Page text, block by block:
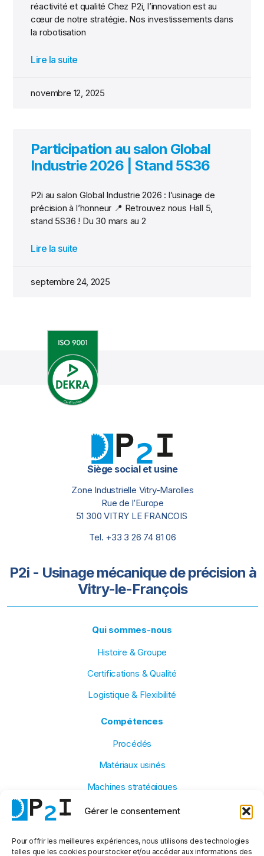
Gérer le consentement
Pour offrir les meilleures expériences, nous utilisons des technologies
telles que les cookies pour stocker et/ou accéder aux informations des
réactivité et qualité Chez P2i, l’innovation est au
cœur de notre stratégie. Nos investissements dans
la robotisation
Lire la suite
novembre 12, 2025
Participation au salon Global
Industrie 2026 | Stand 5S36
P2i au salon Global Industrie 2026 : l’usinage de
précision à l’honneur 📍 Retrouvez nous Hall 5,
stand 5S36 ! Du 30 mars au 2
Lire la suite
septembre 24, 2025
Siège social et usine
Zone Industrielle Vitry-Marolles
Rue de l’Europe
51 300 VITRY LE FRANCOIS
Tel. +33 3 26 74 81 06
P2i - Usinage mécanique de précision à
Vitry-le-François
Qui sommes-nous
Histoire & Groupe
Certifications & Qualité
Logistique & Flexibilité
Compétences
Procédés
Matériaux usinés
Machines stratégiques
Petites & grandes séries